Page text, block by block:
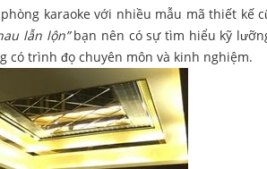
karaoke với nhiều mẫu mã thiết kế
lẫn lộn”bạn nên có sự tìm hiểu kỹ
có trình đọ chuyên môn và kinh nghiệm.